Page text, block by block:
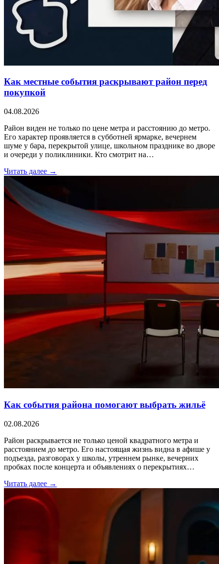
Как местные события раскрывают район перед
покупкой
04.08.2026
Район виден не только по цене метра и расстоянию до метро.
Его характер проявляется в субботней ярмарке, вечернем
шуме у бара, перекрытой улице, школьном празднике во дворе
и очереди у поликлиники. Кто смотрит на…
Читать далее →
Как события района помогают выбрать жильё
02.08.2026
Район раскрывается не только ценой квадратного метра и
расстоянием до метро. Его настоящая жизнь видна в афише у
подъезда, разговорах у школы, утреннем рынке, вечерних
пробках после концерта и объявлениях о перекрытиях…
Читать далее →